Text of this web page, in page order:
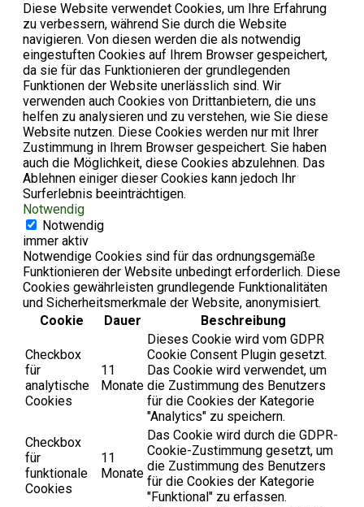
Diese Website verwendet Cookies, um Ihre Erfahrung
zu verbessern, während Sie durch die Website
navigieren. Von diesen werden die als notwendig
eingestuften Cookies auf Ihrem Browser gespeichert,
da sie für das Funktionieren der grundlegenden
Funktionen der Website unerlässlich sind. Wir
verwenden auch Cookies von Drittanbietern, die uns
helfen zu analysieren und zu verstehen, wie Sie diese
Website nutzen. Diese Cookies werden nur mit Ihrer
Zustimmung in Ihrem Browser gespeichert. Sie haben
auch die Möglichkeit, diese Cookies abzulehnen. Das
Ablehnen einiger dieser Cookies kann jedoch Ihr
Surferlebnis beeinträchtigen.
Notwendig
Notwendig
immer aktiv
Notwendige Cookies sind für das ordnungsgemäße
Funktionieren der Website unbedingt erforderlich. Diese
Cookies gewährleisten grundlegende Funktionalitäten
und Sicherheitsmerkmale der Website, anonymisiert.
Cookie
Dauer Beschreibung
Checkbox
für
analytische
Cookies
11
Monate
Dieses Cookie wird vom GDPR
Cookie Consent Plugin gesetzt.
Das Cookie wird verwendet, um
die Zustimmung des Benutzers
für die Cookies der Kategorie
"Analytics" zu speichern.
Checkbox
für
funktionale
Cookies
11
Monate
Das Cookie wird durch die GDPR-
Cookie-Zustimmung gesetzt, um
die Zustimmung des Benutzers
für die Cookies der Kategorie
"Funktional" zu erfassen.